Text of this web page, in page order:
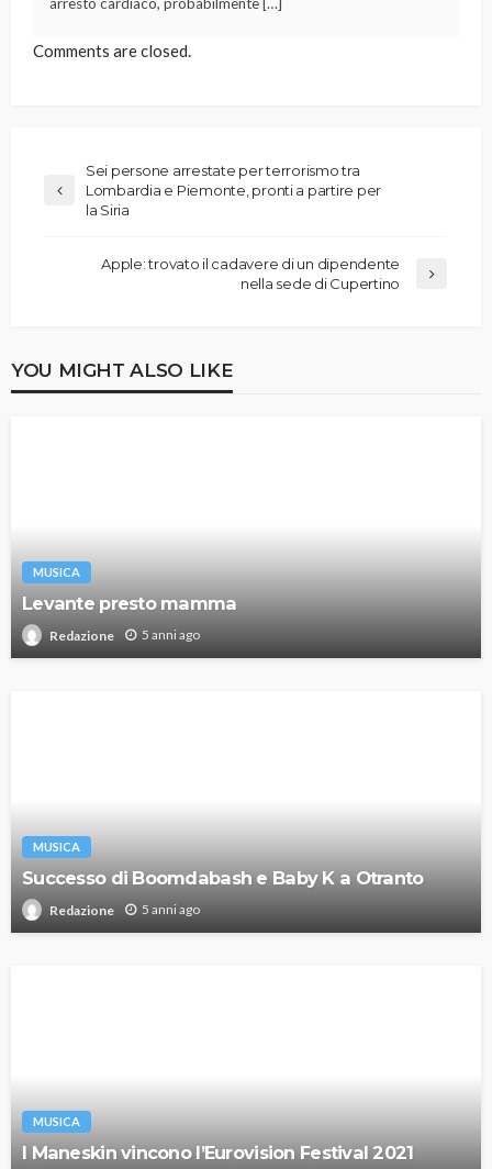
Comments are closed.
Sei persone arrestate per terrorismo tra
Lombardia e Piemonte, pronti a partire per
la Siria
Apple: trovato il cadavere di un dipendente
nella sede di Cupertino
YOU MIGHT ALSO LIKE
MUSICA
Levante presto mamma
Redazione 5 anni ago
MUSICA
Successo di Boomdabash e Baby K a Otranto
Redazione 5 anni ago
MUSICA
I Maneskin vincono l’Eurovision Festival 2021